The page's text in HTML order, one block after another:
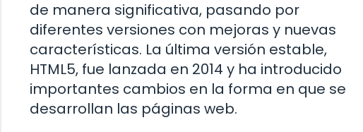
de manera significativa, pasando por
diferentes versiones con mejoras y nuevas
características. La última versión estable,
HTML5, fue lanzada en 2014 y ha introducido
importantes cambios en la forma en que se
desarrollan las páginas web.